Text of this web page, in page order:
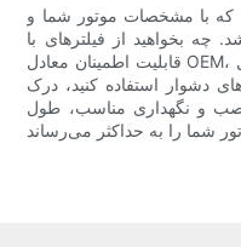
که با مشخصات موتور شما و
چه بخواهید از فیلترهای با
قابلیت اطمینان معادل OEM، فیلترهای مصنوعی مرغوب برای فواصل
دشوار استفاده کنید، درک
و نگهداری مناسب، طول